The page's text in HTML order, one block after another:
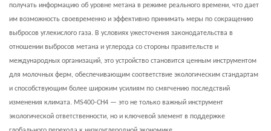
получать информацию об уровне метана в режиме реального времени, что дает
им возможность своевременно и эффективно принимать меры по сокращению
выбросов углекислого газа. В условиях ужесточения законодательства в
отношении выбросов метана и углерода со стороны правительств и
международных организаций, это устройство становится ценным инструментом
для молочных ферм, обеспечивающим соответствие экологическим стандартам
и способствующим более широким усилиям по смягчению последствий
изменения климата. MS400-CH4 — это не только важный инструмент
экологической ответственности, но и ключевой элемент в поддержке